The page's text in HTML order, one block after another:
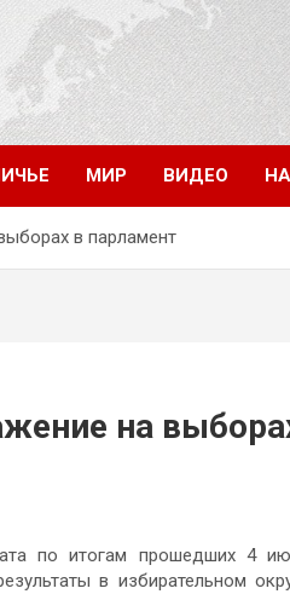
МИР ВИДЕО
в парламент
на
по итогам прошедших 4
в избирательном